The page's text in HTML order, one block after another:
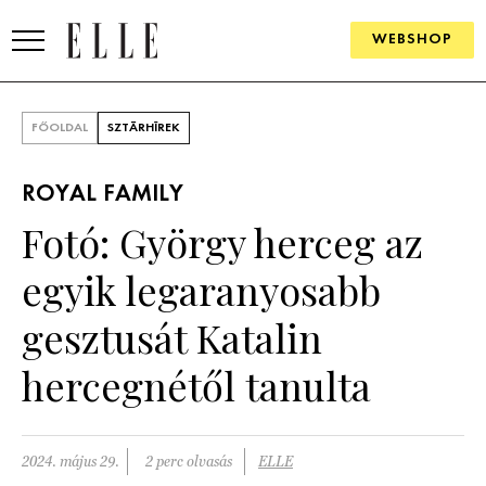
WEBSHOP
SZÉPSÉG
KULTÚRA
PSZICHÉ
PÁRKAPCSOLAT
FŐOLDAL SZTÁRHÍREK
ROYAL FAMILY
Fotó: György herceg az
egyik legaranyosabb
gesztusát Katalin
hercegnétől tanulta
2024. május 29. 2 perc olvasás ELLE